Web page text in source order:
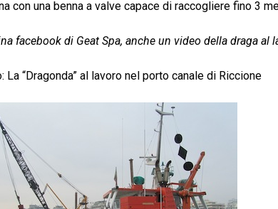
con una benna a valve capace di raccogliere fino 3
facebook di Geat Spa, anche un video della draga al
La “Dragonda” al lavoro nel porto canale di Riccione